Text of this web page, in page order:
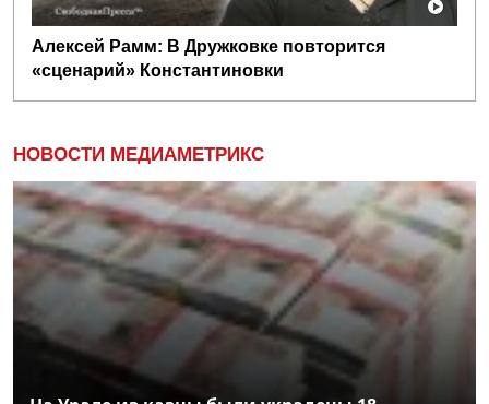
Алексей Рамм: В Дружковке повторится
«сценарий» Константиновки
НОВОСТИ МЕДИАМЕТРИКС